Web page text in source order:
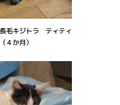
毛キジトラ ティティ
４か月）